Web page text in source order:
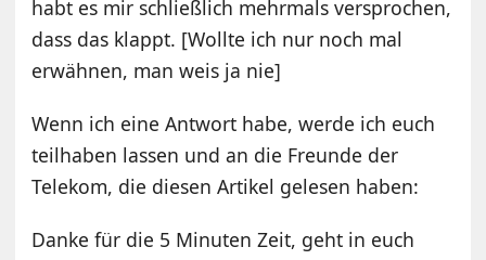
habt es mir schließlich mehrmals versprochen,
dass das klappt. [Wollte ich nur noch mal
erwähnen, man weis ja nie]
Wenn ich eine Antwort habe, werde ich euch
teilhaben lassen und an die Freunde der
Telekom, die diesen Artikel gelesen haben:
Danke für die 5 Minuten Zeit, geht in euch